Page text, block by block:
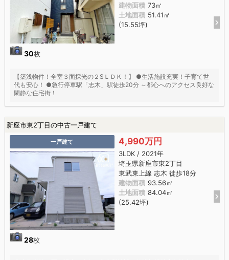
30枚
建物面積 73㎡
土地面積 51.41㎡
(15.55坪)
【築浅物件！全室３面採光の２SＬＤＫ！】 ●生活施設充実！子育て世
代も安心！ ●急行停車駅「志木」駅徒歩20分 ～都心へのアクセス良好な
閑静な住宅街！
新座市東2丁目の中古一戸建て
一戸建て
28枚
4,990万円
3LDK / 2021年
埼玉県新座市東2丁目
東武東上線 志木 徒歩18分
建物面積 93.56㎡
土地面積 84.04㎡
(25.42坪)